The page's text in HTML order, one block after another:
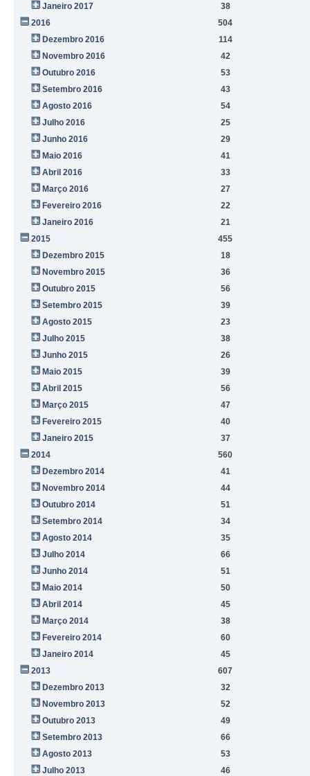
Janeiro 2017
38
2016
504
Dezembro 2016
114
Novembro 2016
42
Outubro 2016
53
Setembro 2016
43
Agosto 2016
54
Julho 2016
25
Junho 2016
29
Maio 2016
41
Abril 2016
33
Março 2016
27
Fevereiro 2016
22
Janeiro 2016
21
2015
455
Dezembro 2015
18
Novembro 2015
36
Outubro 2015
56
Setembro 2015
39
Agosto 2015
23
Julho 2015
38
Junho 2015
26
Maio 2015
39
Abril 2015
56
Março 2015
47
Fevereiro 2015
40
Janeiro 2015
37
2014
560
Dezembro 2014
41
Novembro 2014
44
Outubro 2014
51
Setembro 2014
34
Agosto 2014
35
Julho 2014
66
Junho 2014
51
Maio 2014
50
Abril 2014
45
Março 2014
38
Fevereiro 2014
60
Janeiro 2014
45
2013
607
Dezembro 2013
32
Novembro 2013
52
Outubro 2013
49
Setembro 2013
66
Agosto 2013
53
Julho 2013
46